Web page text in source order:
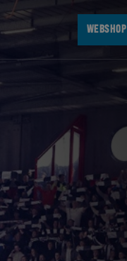
WEBSHOP